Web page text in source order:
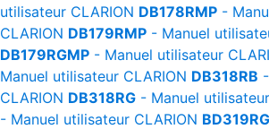
utilisateur CLARION DB178RMP -
CLARION DB179RMP - Manuel
DB179RGMP - Manuel utilisateur
Manuel utilisateur CLARION DB318RB
CLARION DB318RG - Manuel utilisateur
- Manuel utilisateur CLARION BD319RG